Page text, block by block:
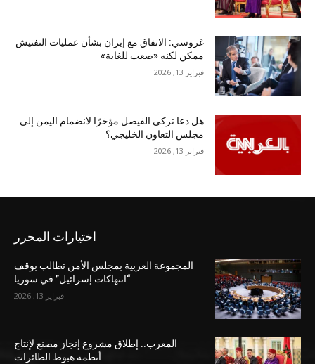
غروسي: الاتفاق مع إيران بشأن عمليات التفتيش
ممكن لكنه «صعب للغاية»
فبراير 13, 2026
هل دعا تركي الفيصل مؤخرًا لانضمام اليمن إلى
مجلس التعاون الخليجي؟
فبراير 13, 2026
اختيارات المحرر
المجموعة العربية بمجلس الأمن تطالب بوقف
“انتهاكات إسرائيل” في سوريا
فبراير 13, 2026
المغرب.. إطلاق مشروع إنجاز مصنع لإنتاج
أنظمة هبوط الطائرات